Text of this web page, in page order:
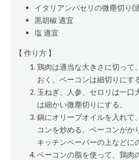
イタリアンパセリの微塵切り(
黒胡椒 適宜
塩 適宜
【 作り方 】
鶏肉は適当な大きさに切って
おく。ベーコンは細切りにす
玉ねぎ、人参、セロリは一口
は細かい微塵切りにする。
鍋にオリーブオイルを入れて
コンを炒める。ベーコンがか
キッチンペーパーの上などに
ベーコンの脂を使って、鶏肉